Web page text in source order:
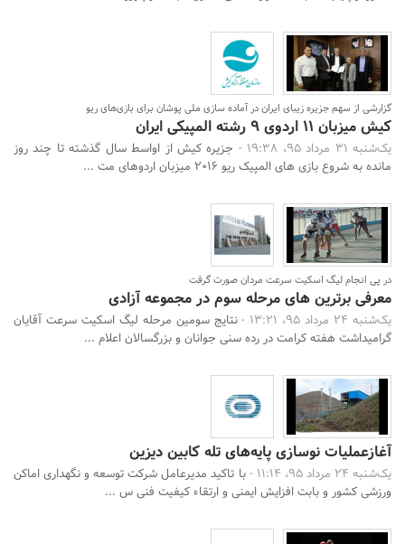
گزارشی از سهم جزیره زیبای ایران در آماده سازی ملی پوشان برای بازی‌های ریو
کیش میزبان 11 اردوی 9 رشته المپیکی ایران
یک‌شنبه 31 مرداد 95، 19:38 -
جزیره کیش از اواسط سال گذشته تا چند روز
مانده به شروع بازی های المپیک ریو 2016 میزبان اردوهای مت ...
در پی انجام لیگ اسکیت سرعت مردان صورت گرفت
معرفی برترین های مرحله سوم در مجموعه آزادی
یک‌شنبه 24 مرداد 95، 13:21 -
نتایج سومین مرحله لیگ اسکیت سرعت آقایان
گرامیداشت هفته کرامت در رده سنی جوانان و بزرگسالان اعلام ...
آغازعملیات نوسازی پایه‌های تله کابین دیزین
یک‌شنبه 24 مرداد 95، 11:14 -
با تاکید مدیرعامل شرکت توسعه و نگهداری اماکن
ورزشی کشور و بابت افزایش ایمنی و ارتقاء کیفیت فنی س ...